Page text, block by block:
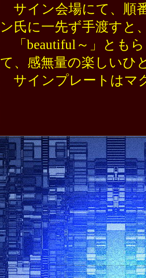
サイン会場にて、順
ン氏に一先ず手渡すと
「beautiful～」とも
て、感無量の楽しいひ
サインプレートはマ